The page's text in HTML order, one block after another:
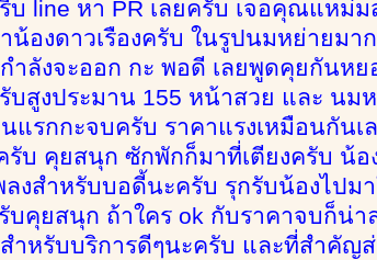
รีบ line หา PR เลยครับ เจอคุณแห
น้องดาวเรืองครับ ในรูปนมหย่ายม
ลังจะออก กะ พอดี เลยพูดคุยกันห
รับสูงประมาน 155 หน้าสวย และ น
รกกะจบครับ ราคาแรงเหมือนกัน
บ คุยสนุก ซักพักก็มาที่เตียงครับ น้
ลงสำหรับบอดี้นะครับ รุกรับน้องไปม
คุยสนุก ถ้าใคร ok กับราคาจบก็น่า
ำหรับบริการดีๆนะครับ และที่สำคัญ